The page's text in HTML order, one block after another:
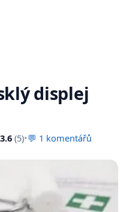
displej
(5)•💬 1 komentářů